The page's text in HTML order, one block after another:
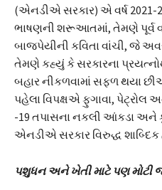
(એનડીએ સરકાર) એ વર્ષ
ભાષણની શરૂઆતમાં, તેમણે પૂર્વ
બાજપેયીની કવિતા વાંચી, જે
તેમણે કહ્યું કે સરકારના
બહાર નીકળવામાં સફળ થયા
પહેલા વિપક્ષએ ફુગાવા, પેટ્રોલ
-19 તપાસના નકલી આંકડા અને
એનડીએ સરકાર વિરુદ્ધ શાબ્દિક
પશુધન અને ખેતી માટે પણ મોટી